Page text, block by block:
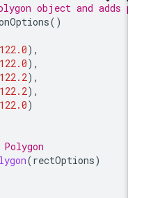
object and adds
, -122.0
, -122.0
, -122.2
, -122.2
, -122.0
Polygon
(rectOptions